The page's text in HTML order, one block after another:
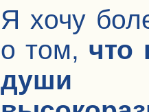
Я хочу
о том, что
души